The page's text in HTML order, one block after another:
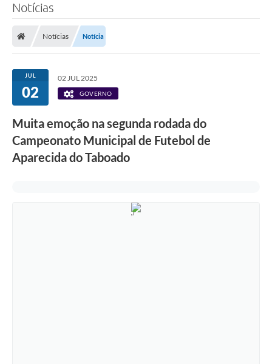
Notícias
Notícias Notícia
JUL
02
02 JUL 2025
GOVERNO
Muita emoção na segunda rodada do
Campeonato Municipal de Futebol de
Aparecida do Taboado